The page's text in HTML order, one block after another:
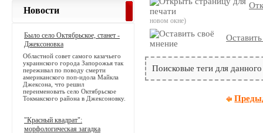
новом окне)
Поисковые теги для
Новости
Было село Октябрьское, станет -
Джексоновка
Областной совет самого казачьего
украинского города Запорожья так
переживал по поводу смерти
американского поп-идола Майкла
Джексона, что решил
переименовать село Октябрьское
Токмакского района в Джексоновку.
"Красный квадрат":
морфологическая загадка